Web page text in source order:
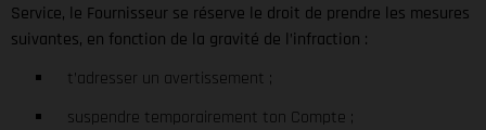
Service, le Fournisseur se réserve le droit de prendre les mesures
suivantes, en fonction de la gravité de l’infraction :
t’adresser un avertissement ;
suspendre temporairement ton Compte ;